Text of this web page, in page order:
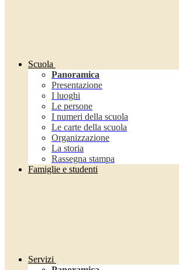
Scuola
Panoramica
Presentazione
I luoghi
Le persone
I numeri della scuola
Le carte della scuola
Organizzazione
La storia
Rassegna stampa
Famiglie e studenti
Servizi